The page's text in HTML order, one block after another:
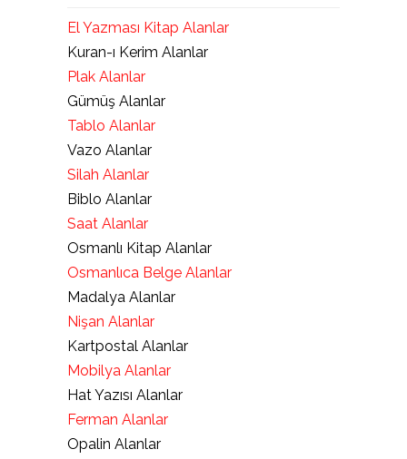
El Yazması Kitap Alanlar
Kuran-ı Kerim Alanlar
Plak Alanlar
Gümüş Alanlar
Tablo Alanlar
Vazo Alanlar
Silah Alanlar
Biblo Alanlar
Saat Alanlar
Osmanlı Kitap Alanlar
Osmanlıca Belge Alanlar
Madalya Alanlar
Nişan Alanlar
Kartpostal Alanlar
Mobilya Alanlar
Hat Yazısı Alanlar
Ferman Alanlar
Opalin Alanlar